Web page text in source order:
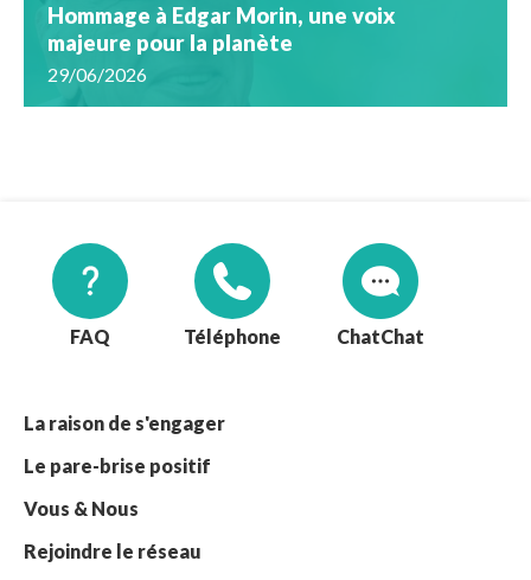
Hommage à Edgar Morin, une voix
majeure pour la planète
29/06/2026
FAQ Téléphone Chat
La raison de s'engager
Le pare-brise positif
Vous & Nous
Rejoindre le réseau